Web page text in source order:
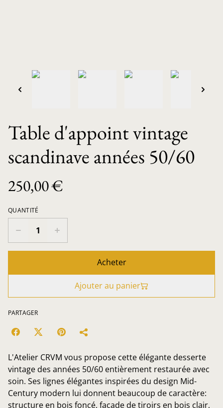
Table d'appoint vintage
scandinave années 50/60
250,00 €
QUANTITÉ
Acheter
Ajouter au panier
PARTAGER
L'Atelier CRVM vous propose cette élégante desserte
vintage des années 50/60 entièrement restaurée avec
soin. Ses lignes élégantes inspirées du design Mid-
Century modern lui donnent beaucoup de caractère:
structure en bois foncé, façade de tiroirs en bois clair,